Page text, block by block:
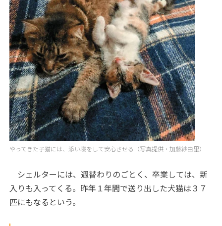
やってきた子猫には、添い寝をして安心させる（写真提供・加藤紗由里）
シェルターには、週替わりのごとく、卒業しては、新
入りも入ってくる。昨年１年間で送り出した犬猫は３７
匹にもなるという。